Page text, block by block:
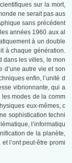
sur la mort,
ne serait pas aus
sans précédent
années 1960 aux al
à un double
à chaque génération.
dans les villes, le mon
d’une autre vie et son
enfin, l’unité d
vibrionnante, qui a
modes de la comm
eux-mêmes, c
sophistication techni
l’informatiqu
de la planète,
l’ont peut-être promi